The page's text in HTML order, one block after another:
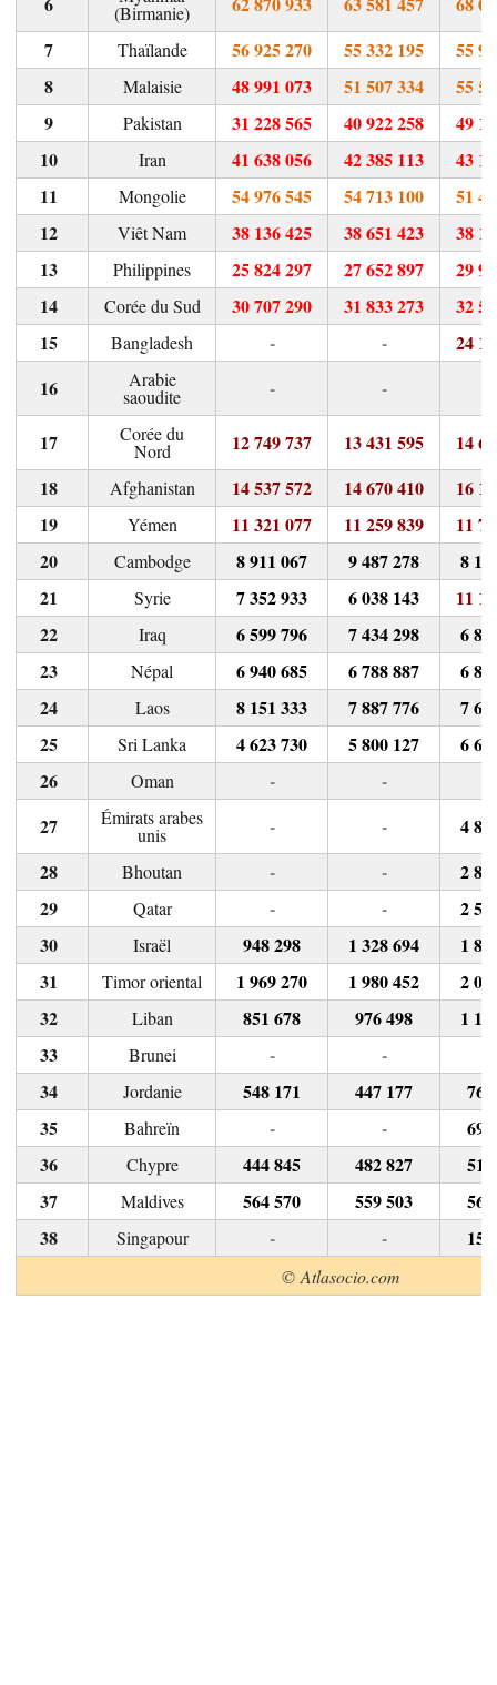
© Atlasocio.com
(Birmanie)
Thaïlande 56 925 270 55 332 195 55
Malaisie 48 991 073 51 507 334 55
Pakistan 31 228 565 40 922 258 49
Iran 41 638 056 42 385 113 43
Mongolie 54 976 545 54 713 100 51
Viêt Nam 38 136 425 38 651 423 38
Philippines 25 824 297 27 652 897 29
Corée du Sud 30 707 290 31 833 273 32
Bangladesh - - 24
Arabie
saoudite - -
Corée du
Nord 12 749 737 13 431 595 14
Afghanistan 14 537 572 14 670 410 16
Yémen 11 321 077 11 259 839 11
Cambodge 8 911 067 9 487 278 8
Syrie 7 352 933 6 038 143 11
Iraq 6 599 796 7 434 298 6
Népal 6 940 685 6 788 887 6
Laos 8 151 333 7 887 776 7
Sri Lanka 4 623 730 5 800 127 6
Oman - -
Émirats arabes
unis - - 4
Bhoutan - - 2
Qatar - - 2
Israël 948 298 1 328 694 1
Timor oriental 1 969 270 1 980 452 2
Liban 851 678 976 498 1
Brunei - -
Jordanie 548 171 447 177
Bahreïn - -
Chypre 444 845 482 827
Maldives 564 570 559 503
Singapour - -